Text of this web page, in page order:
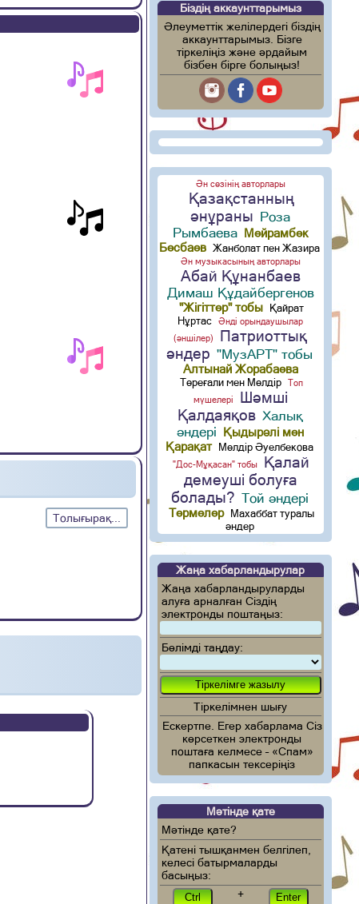
Толығырақ...
Біздің аккаунттарымыз
Әлеуметтік желілердегі біздің
аккаунттарымыз. Бізге
тіркеліңіз және әрдайым
бізбен бірге болыңыз!
Ән сөзінің авторлары
Қазақстанның
әнұраны Роза
Рымбаева Мейрамбек
Бесбаев Жанболат пен Жазира
Ән музыкасының авторлары
Абай Құнанбаев
Димаш Құдайбергенов
"Жігіттер" тобы
Қайрат
Нұртас
Әнді орындаушылар
(әншілер)
Патриоттық
әндер "МузАРТ" тобы
Алтынай Жорабаева
Төреғали мен Мөлдір
Топ
мүшелері
Шәмші
Қалдаяқов Халық
әндері Қыдырәлі мен
Қарақат
Мөлдір Әуелбекова
"Дос-Мұқасан" тобы
Қалай
демеуші болуға
болады? Той әндері
Термелер
Махаббат туралы
әндер
Жаңа хабарландырулар
Жаңа хабарландыруларды
алуға арналған Сіздің
электронды поштаңыз:
Бөлімді таңдау:
Тіркелімнен шығу
Ескертпе. Егер хабарлама Сіз
көрсеткен электронды
поштаға келмесе – «Спам»
папкасын тексеріңіз
Мәтінде қате
Мәтінде қате?
Қатені тышқанмен белгілеп,
келесі батырмаларды
басыңыз:
+